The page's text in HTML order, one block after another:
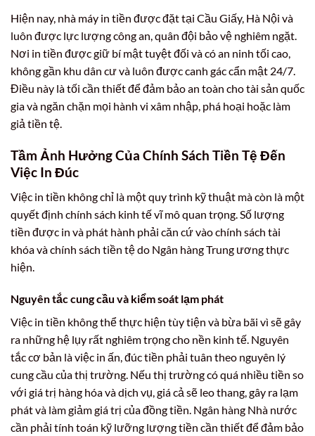
Hiện nay, nhà máy in tiền được đặt tại Cầu Giấy, Hà Nội và
luôn được lực lượng công an, quân đội bảo vệ nghiêm ngặt.
Nơi in tiền được giữ bí mật tuyệt đối và có an ninh tối cao,
không gần khu dân cư và luôn được canh gác cẩn mật 24/7.
Điều này là tối cần thiết để đảm bảo an toàn cho tài sản quốc
gia và ngăn chặn mọi hành vi xâm nhập, phá hoại hoặc làm
giả tiền tệ.
Tầm Ảnh Hưởng Của Chính Sách Tiền Tệ Đến
Việc In Đúc
Việc in tiền không chỉ là một quy trình kỹ thuật mà còn là một
quyết định chính sách kinh tế vĩ mô quan trọng. Số lượng
tiền được in và phát hành phải căn cứ vào chính sách tài
khóa và chính sách tiền tệ do Ngân hàng Trung ương thực
hiện.
Nguyên tắc cung cầu và kiểm soát lạm phát
Việc in tiền không thể thực hiện tùy tiện và bừa bãi vì sẽ gây
ra những hệ lụy rất nghiêm trọng cho nền kinh tế. Nguyên
tắc cơ bản là việc in ấn, đúc tiền phải tuân theo nguyên lý
cung cầu của thị trường. Nếu thị trường có quá nhiều tiền so
với giá trị hàng hóa và dịch vụ, giá cả sẽ leo thang, gây ra lạm
phát và làm giảm giá trị của đồng tiền. Ngân hàng Nhà nước
cần phải tính toán kỹ lưỡng lượng tiền cần thiết để đảm bảo